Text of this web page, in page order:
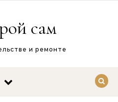
сам
и ремонте